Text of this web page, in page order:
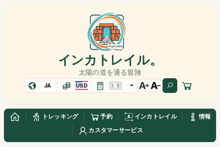
インカトレイル。
太陽の道を通る冒険
JA USD
トレッキング 予約 インカトレイル
情報
カスタマーサービス